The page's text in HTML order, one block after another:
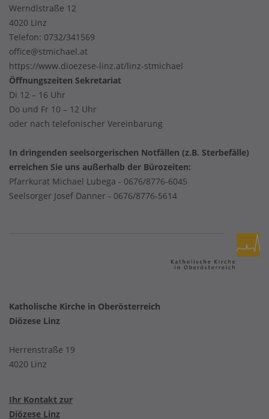
Werndlstraße 12
4020 Linz
Telefon: 0732/341569
office@stmichael.at
https://www.dioezese-linz.at/linz-stmichael
Öffnungszeiten Sekretariat
Di 12 – 16 Uhr
Do und Fr 10 – 12 Uhr
oder nach telefonischer Vereinbarung
In dringenden seelsorgerischen Notfällen (z.B. Sterbefälle)
erreichen Sie uns außerhalb der Bürozeiten:
Pfarrkurat Michael Lubega - 0676/8776-6045
Seelsorger Josef Danner - 0676/8776-5614
Katholische Kirche in Oberösterreich
Diözese Linz
Herrenstraße 19
4020 Linz
Ihr Kontakt zur
Diözese Linz